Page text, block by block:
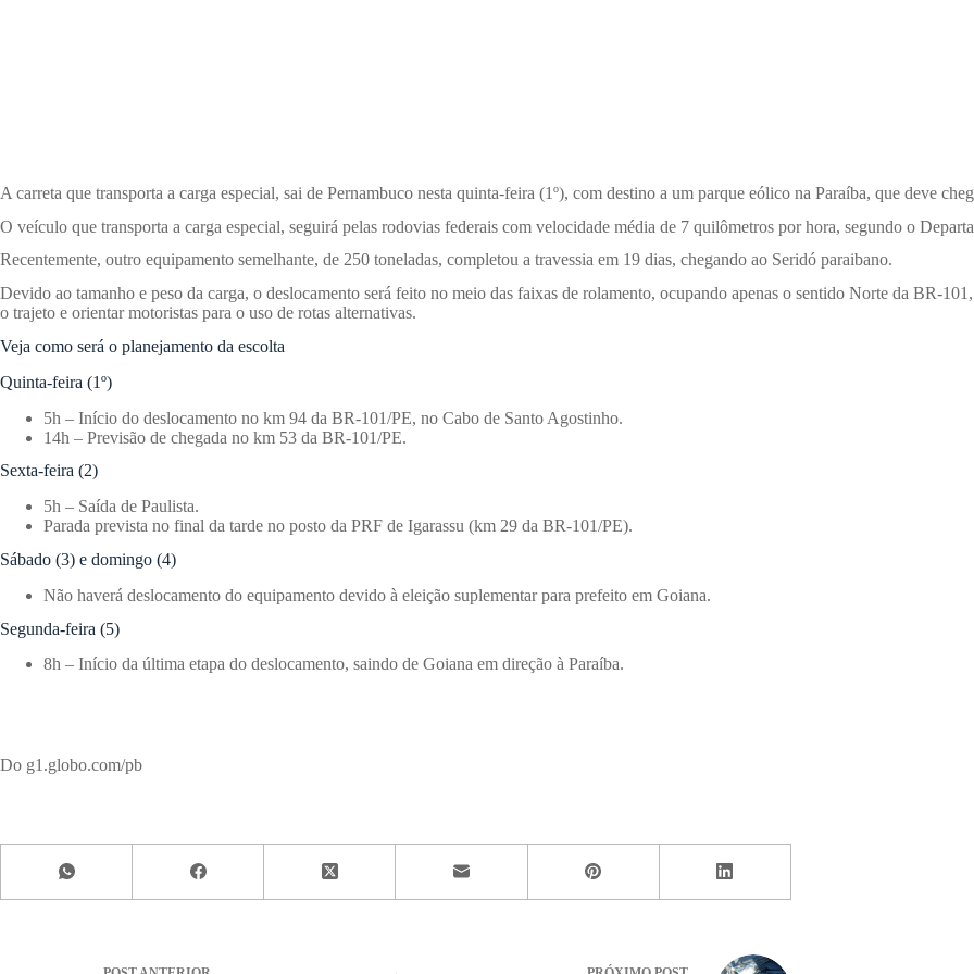
A carreta que transporta a carga especial, sai de Pernambuco nesta quinta-feira (1º), com destino a um parque eólico na Paraíba, que deve
O veículo que transporta a carga especial, seguirá pelas rodovias federais com velocidade média de 7 quilômetros por hora, segundo o
Recentemente, outro equipamento semelhante, de 250 toneladas, completou a travessia em 19 dias, chegando ao Seridó paraibano.
Devido ao tamanho e peso da carga, o deslocamento será feito no meio das faixas de rolamento, ocupando apenas o sentido Norte da BR-
o trajeto e orientar motoristas para o uso de rotas alternativas.
Veja como será o planejamento da escolta
Quinta-feira (1º)
5h – Início do deslocamento no km 94 da BR-101/PE, no Cabo de Santo Agostinho.
14h – Previsão de chegada no km 53 da BR-101/PE.
Sexta-feira (2)
5h – Saída de Paulista.
Parada prevista no final da tarde no posto da PRF de Igarassu (km 29 da BR-101/PE).
Sábado (3) e domingo (4)
Não haverá deslocamento do equipamento devido à eleição suplementar para prefeito em Goiana.
Segunda-feira (5)
8h – Início da última etapa do deslocamento, saindo de Goiana em direção à Paraíba.
Do g1.globo.com/pb